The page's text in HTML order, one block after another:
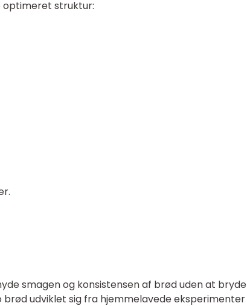
struktur:
smagen og konsistensen af brød uden at bryde
udviklet sig fra hjemmelavede eksperimenter